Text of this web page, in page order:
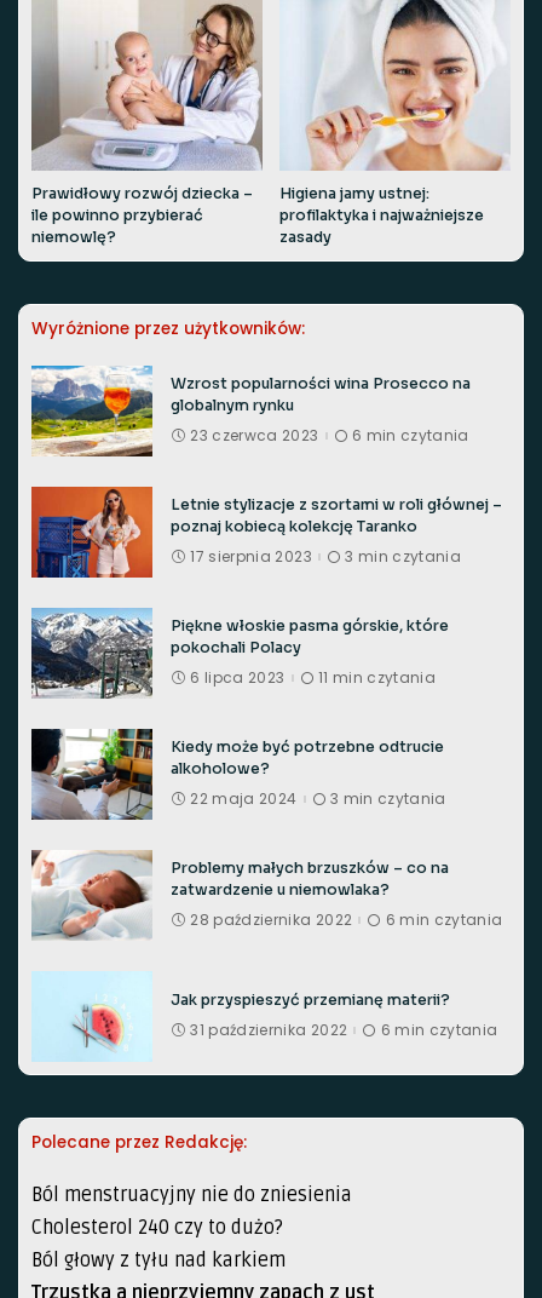
Prawidłowy rozwój dziecka –
ile powinno przybierać
niemowlę?
Higiena jamy ustnej:
profilaktyka i najważniejsze
zasady
Wyróżnione przez użytkowników:
Wzrost popularności wina Prosecco na
globalnym rynku
23 czerwca 2023 6 min czytania
Letnie stylizacje z szortami w roli głównej –
poznaj kobiecą kolekcję Taranko
17 sierpnia 2023 3 min czytania
Piękne włoskie pasma górskie, które
pokochali Polacy
6 lipca 2023 11 min czytania
Kiedy może być potrzebne odtrucie
alkoholowe?
22 maja 2024 3 min czytania
Problemy małych brzuszków – co na
zatwardzenie u niemowlaka?
28 października 2022 6 min czytania
Jak przyspieszyć przemianę materii?
31 października 2022 6 min czytania
Polecane przez Redakcję:
Ból menstruacyjny nie do zniesienia
Cholesterol 240 czy to dużo?
Ból głowy z tyłu nad karkiem
Trzustka a nieprzyjemny zapach z ust